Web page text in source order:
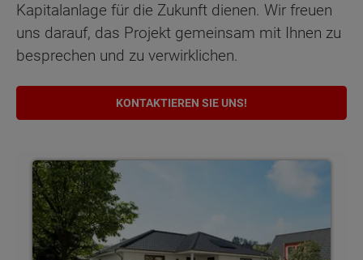
Kapitalanlage für die Zukunft dienen. Wir freuen
uns darauf, das Projekt gemeinsam mit Ihnen zu
besprechen und zu verwirklichen.
KONTAKTIEREN SIE UNS!
Bungalows